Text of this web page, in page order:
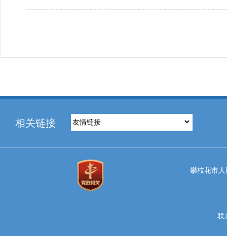
相关链接
攀枝花市人
联